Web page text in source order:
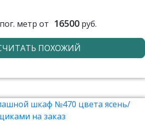
метр от 16500руб.
ПОХОЖИЙ